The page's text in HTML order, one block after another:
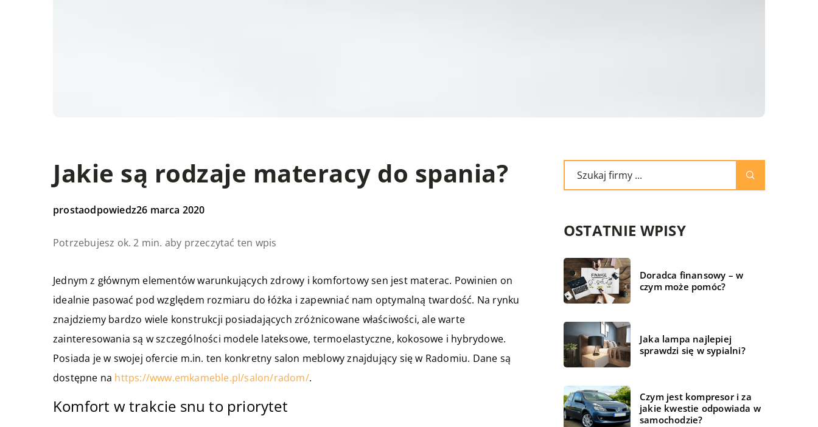
Jakie są rodzaje materacy do spania?
prostaodpowiedz26 marca 2020
Potrzebujesz ok. 2 min. aby przeczytać ten wpis
Jednym z głównym elementów warunkujących zdrowy i komfortowy sen jest materac. Powinien on
idealnie pasować pod względem rozmiaru do łóżka i zapewniać nam optymalną twardość. Na rynku
znajdziemy bardzo wiele konstrukcji posiadających zróżnicowane właściwości, ale warte
zainteresowania są w szczególności modele lateksowe, termoelastyczne, kokosowe i hybrydowe.
Posiada je w swojej ofercie m.in. ten konkretny salon meblowy znajdujący się w Radomiu. Dane są
dostępne na https://www.emkameble.pl/salon/radom/.
Komfort w trakcie snu to priorytet
OSTATNIE WPISY
Doradca finansowy – w
czym może pomóc?
Jaka lampa najlepiej
sprawdzi się w sypialni?
Czym jest kompresor i za
jakie kwestie odpowiada w
samochodzie?